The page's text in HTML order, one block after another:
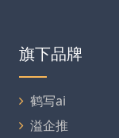
旗下品牌
鹤写ai
溢企推